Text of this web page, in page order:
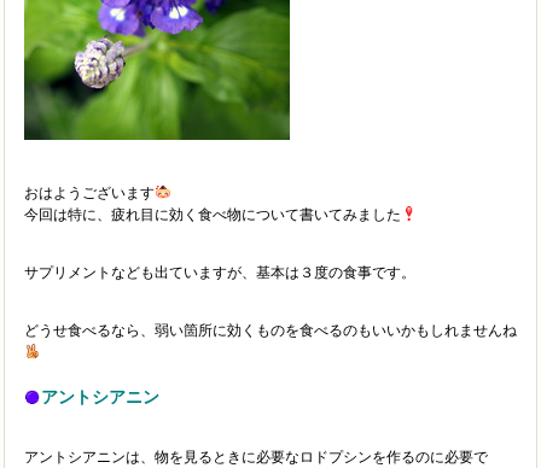
おはようございます
今回は特に、疲れ目に効く食べ物について書いてみました
サプリメントなども出ていますが、基本は３度の食事です。
どうせ食べるなら、弱い箇所に効くものを食べるのもいいかもしれませんね
アントシアニン
アントシアニンは、物を見るときに必要な ロドプシンを作るのに必要で